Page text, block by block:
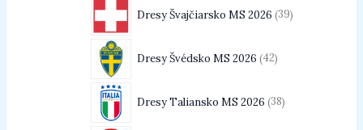
Dresy Švajčiarsko MS 2026 39
Dresy Švédsko MS 2026 42
Dresy Taliansko MS 2026 38